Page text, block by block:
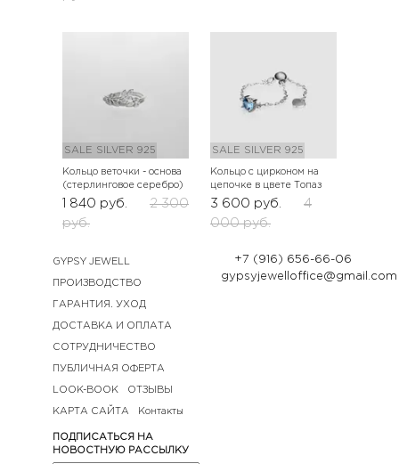
SALE SILVER 925
Кольцо веточки - основа
(стерлинговое серебро)
1 840 руб.
2 300
руб.
SALE SILVER 925
Кольцо с цирконом на
цепочке в цвете Топаз
3 600 руб.
4
000 руб.
GYPSY JEWELL
ПРОИЗВОДСТВО
ГАРАНТИЯ. УХОД
ДОСТАВКА И ОПЛАТА
СОТРУДНИЧЕСТВО
ПУБЛИЧНАЯ ОФЕРТА
LOOK-BOOK ОТЗЫВЫ
КАРТА САЙТА Контакты
+7 (916) 656-66-06
gypsyjewelloffice@gmail.com
ПОДПИСАТЬСЯ НА
НОВОСТНУЮ РАССЫЛКУ